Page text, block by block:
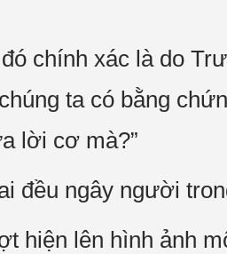
chính xác là do
ta có bằng
lời cơ mà?”
đều ngây người
hiện lên hình ảnh